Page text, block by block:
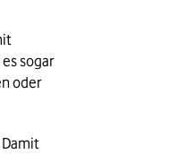
sogar
oder